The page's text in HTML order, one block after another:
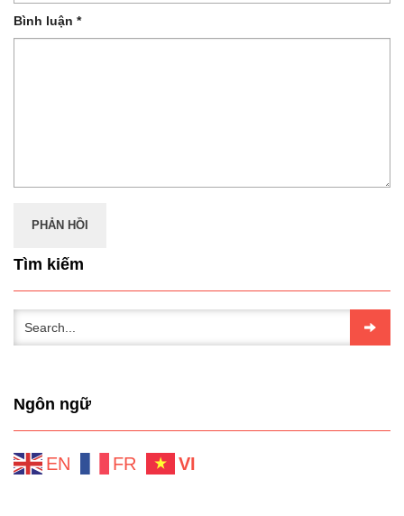
Bình luận *
Tìm kiếm
Ngôn ngữ
EN FR VI